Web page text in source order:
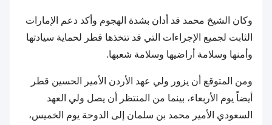
وكان الشيخ محمد قد أدان بشدة الهجوم وأكد دعم الإمارات
الثابت لجميع الإجراءات التي قد تتخذها قطر لحماية سيادتها
وأمنها وسلامة أراضيها وسلامة شعبها.
ومن المتوقع أن يزور ولي عهد الأردن الأمير الحسين قطر
أيضاً يوم الأربعاء، بينما من المنتظر أن يصل ولي العهد
السعودي الأمير محمد بن سلمان إلى الدوحة يوم الخميس،